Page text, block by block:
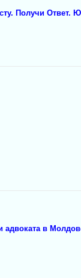
Получи Ответ.
адвоката в